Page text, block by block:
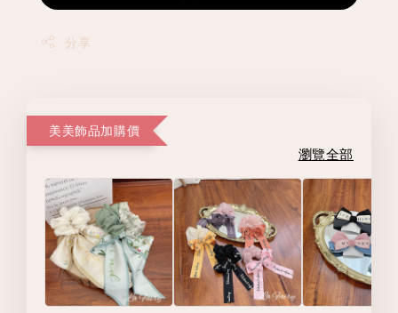
分享
美美飾品加購價
瀏覽全部